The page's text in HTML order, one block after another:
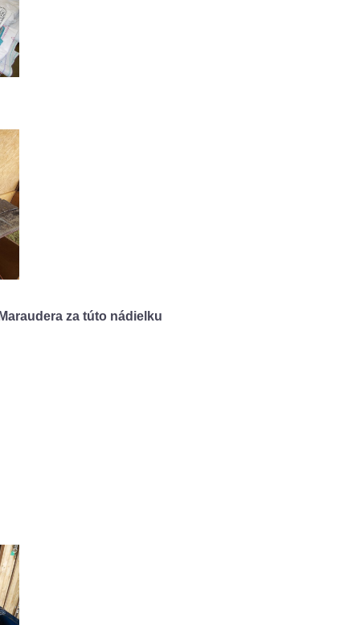
za túto nádielku